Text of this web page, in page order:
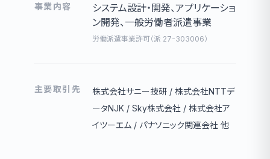
事業内容
システム設計・開発、アプリケーショ
ン開発、一般労働者派遣事業
労働派遣事業許可（派 27-303006）
主要取引先
株式会社サニー技研 / 株式会社NTTデ
ータNJK / Sky株式会社 / 株式会社ア
イツーエム / パナソニック関連会社 他